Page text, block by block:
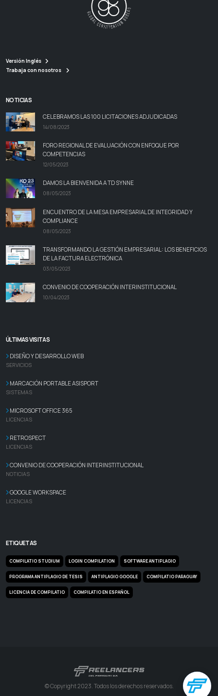
Versión Inglés
Trabaja con nosotros
NOTICIAS
CELEBRAMOS LAS 100 LICITACIONES ADJUDICADAS
14/08/2023
FORO REGIONAL DE EVALUACIÓN CON ENFOQUE POR
COMPETENCIAS
12/05/2023
DAMOS LA BIENVENIDA A TD SYNNE
08/05/2023
ENCUENTRO DE LA MESA EMPRESARIAL DE INTEGRIDAD Y
COMPLIANCE
08/05/2023
TRANSFORMANDO LA GESTIÓN EMPRESARIAL: LOS BENEFICIOS
DE LA FACTURA ELECTRÓNICA
03/05/2023
CONVENIO DE COOPERACIÓN INTERINSTITUCIONAL
10/04/2023
ÚLTIMAS VISITAS
DISEÑO Y DESARROLLO WEB
SERVICIOS
MARCACIÓN PORTABLE ASISPORT
SISTEMAS
MICROSOFT OFFICE 365
LICENCIAS
RETROSPECT
LICENCIAS
CONVENIO DE COOPERACIÓN INTERINSTITUCIONAL
NOTICIAS
GOOGLE WORKSPACE
LICENCIAS
ETIQUETAS
COMPILATIO STUDIUM LOGIN COMPILATION SOFTWARE ANTIPLAGIO
PROGRAMA ANTIPLAGIO DE TESIS ANTIPLAGIO GOOGLE COMPILATIO PARAGUAY
LICENCIA DE COMPILATIO COMPILATIO EN ESPAÑOL
© Copyright 2023. Todos los derechos reservados.